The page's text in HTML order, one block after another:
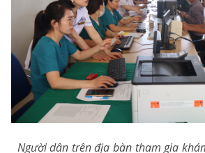
Người dân trên địa bàn tham gia